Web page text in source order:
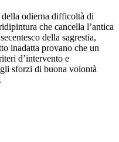
odierna difficoltà di
che cancella l’antica
della sagrestia,
inadatta provano che un
d’intervento e
sforzi di buona volontà